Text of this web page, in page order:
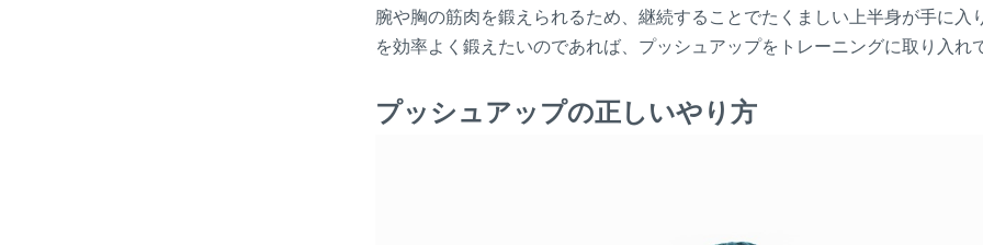
腕や胸の筋肉を鍛えられるため、継続することでたくましい上半身が手に入
を効率よく鍛えたいのであれば、プッシュアップをトレーニングに取り入れ
プッシュアップの正しいやり方